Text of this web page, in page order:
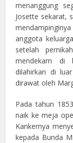
menanggung
Josette sekarat,
anggota
setelah
mendekam di
dilahirkan di
dirawat oleh
Pada tahun
naik ke meja
Kankernya
kepada Bunda